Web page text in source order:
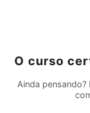
O curso
Ainda